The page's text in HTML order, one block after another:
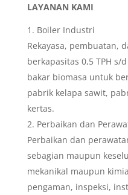
LAYANAN KAMI
Boiler Industri
Rekayasa, pembuatan,
berkapasitas 0,5 TPH s/
bakar biomasa untuk
pabrik kelapa sawit,
kertas.
Perbaikan dan
Perbaikan dan
sebagian maupun
mekanikal maupun
pengaman, inspeksi,